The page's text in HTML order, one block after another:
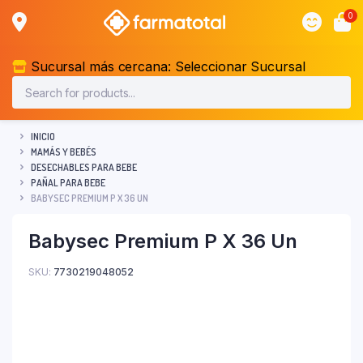
0
Sucursal más cercana: Seleccionar Sucursal
INICIO
MAMÁS Y BEBÉS
DESECHABLES PARA BEBE
PAÑAL PARA BEBE
BABYSEC PREMIUM P X 36 UN
Babysec Premium P X 36 Un
SKU: 7730219048052